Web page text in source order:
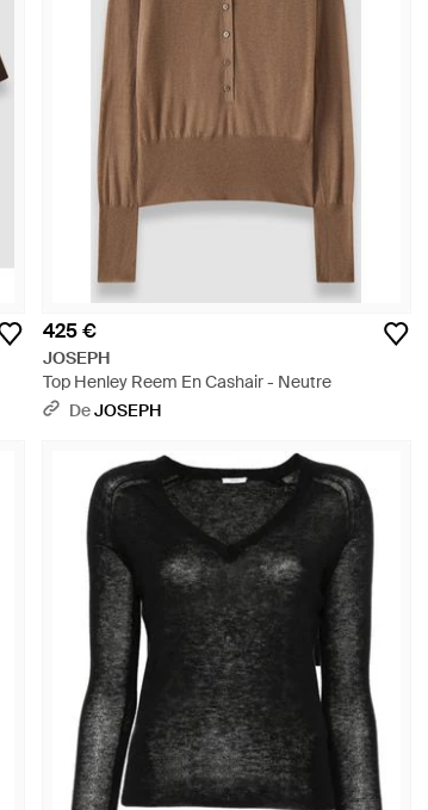
425 €
JOSEPH
Top Henley Reem En Cashair - Neutre
DeJOSEPH